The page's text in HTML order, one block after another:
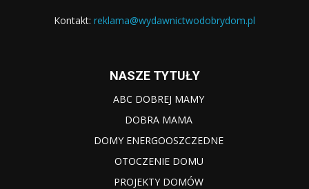
Kontakt: reklama@wydawnictwodobrydom.pl
NASZE TYTUŁY
ABC DOBREJ MAMY
DOBRA MAMA
DOMY ENERGOOSZCZEDNE
OTOCZENIE DOMU
PROJEKTY DOMÓW